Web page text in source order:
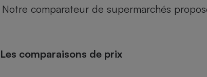
Notre comparateur de supermarchés
Les comparaisons de prix